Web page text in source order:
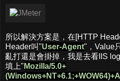
所以解決方案是，在[HTTP
Header叫"User-Agent"，Value
亂打還是會掛掉，我是去看IIS
填上" Mozilla/5.0+